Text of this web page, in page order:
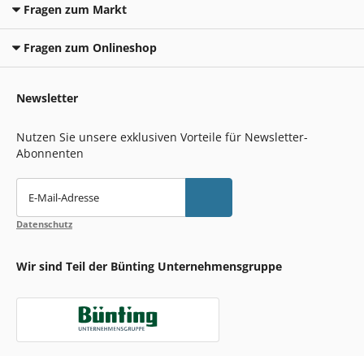
Fragen zum Markt
Fragen zum Onlineshop
Newsletter
Nutzen Sie unsere exklusiven Vorteile für Newsletter-
Abonnenten
E-Mail-Adresse
Datenschutz
Wir sind Teil der Bünting Unternehmensgruppe